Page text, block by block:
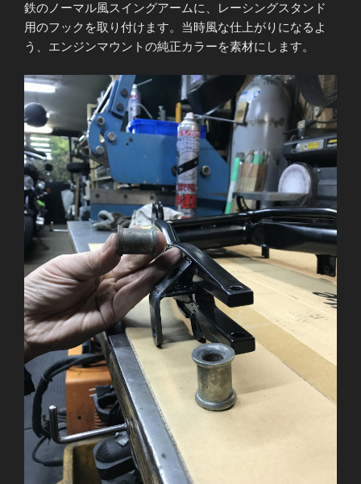
鉄のノーマル風スイングアームに、レーシングスタンド
用のフックを取り付けます。当時風な仕上がりになるよ
う、エンジンマウントの純正カラーを素材にします。